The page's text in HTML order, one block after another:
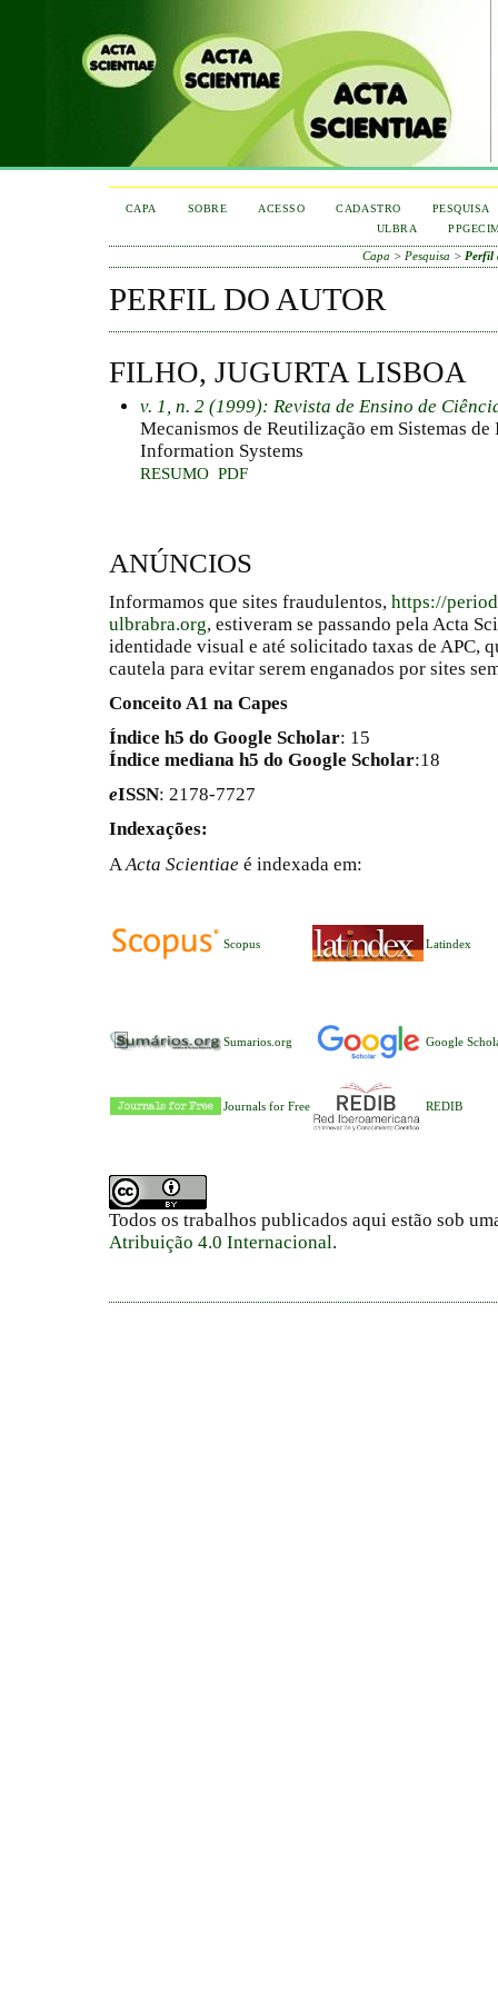
CAPA SOBRE ACESSO CADASTRO
PESQUISA
ULBRA
Capa > Pesquisa > Perfil
PERFIL DO AUTOR
FILHO, JUGURTA LISBOA
v. 1, n. 2 (1999): Revista de Ensino de
Mecanismos de Reutilização em Sistemas
Information Systems
RESUMO PDF
ANÚNCIOS
Informamos que sites fraudulentos, https://
ulbrabra.org, estiveram se passando pela Acta
identidade visual e até solicitado taxas de APC,
cautela para evitar serem enganados por sites
Conceito A1 na Capes
Índice h5 do Google Scholar: 15
Índice mediana h5 do Google Scholar:18
eISSN: 2178-7727
Indexações:
A Acta Scientiae é indexada em:
Scopus Latindex
Sumarios.org Google
Journals for Free REDIB
Todos os trabalhos publicados aqui estão sob
Atribuição 4.0 Internacional.